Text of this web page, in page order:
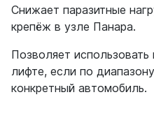
Снижает паразитные
крепёж в узле Панара.
Позволяет
лифте, если по
конкретный автомобиль.